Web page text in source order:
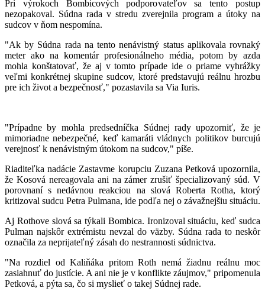
Pri výrokoch Bombicových podporovateľov sa tento postup
nezopakoval. Súdna rada v stredu zverejnila program a útoky na
sudcov v ňom nespomína.
"Ak by Súdna rada na tento nenávistný status aplikovala rovnaký
meter ako na komentár profesionálneho média, potom by azda
mohla konštatovať, že aj v tomto prípade ide o priame vyhrážky
veľmi konkrétnej skupine sudcov, ktoré predstavujú reálnu hrozbu
pre ich život a bezpečnosť," pozastavila sa Via Iuris.
"Prípadne by mohla predsedníčka Súdnej rady upozorniť, že je
mimoriadne nebezpečné, keď kamaráti vládnych politikov burcujú
verejnosť k nenávistným útokom na sudcov," píše.
Riaditeľka nadácie Zastavme korupciu Zuzana Petková upozornila,
že Kosová nereagovala ani na zámer zrušiť špecializovaný súd. V
porovnaní s nedávnou reakciou na slová Roberta Rotha, ktorý
kritizoval sudcu Petra Pulmana, ide podľa nej o závažnejšiu situáciu.
Aj Rothove slová sa týkali Bombica. Ironizoval situáciu, keď sudca
Pulman najskôr extrémistu nevzal do väzby. Súdna rada to neskôr
označila za neprijateľný zásah do nestrannosti súdnictva.
"Na rozdiel od Kaliňáka pritom Roth nemá žiadnu reálnu moc
zasiahnuť do justície. A ani nie je v konflikte záujmov," pripomenula
Petková, a pýta sa, čo si myslieť o takej Súdnej rade.